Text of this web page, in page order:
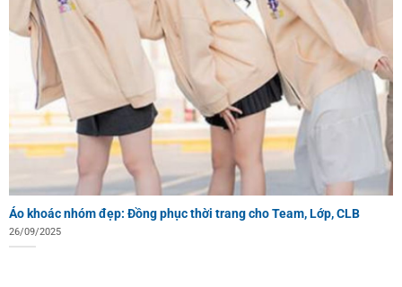
Áo khoác nhóm đẹp: Đồng phục thời trang cho Team, Lớp, CLB
26/09/2025